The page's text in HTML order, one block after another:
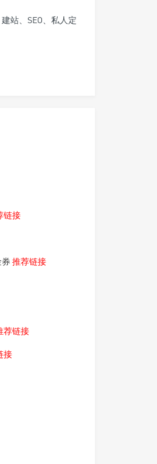
站、SEO、私人定
链接
券推荐链接
荐链接
接